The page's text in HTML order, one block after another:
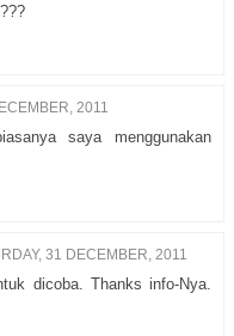
2011
saya menggunakan
31 DECEMBER, 2011
dicoba. Thanks info-Nya.